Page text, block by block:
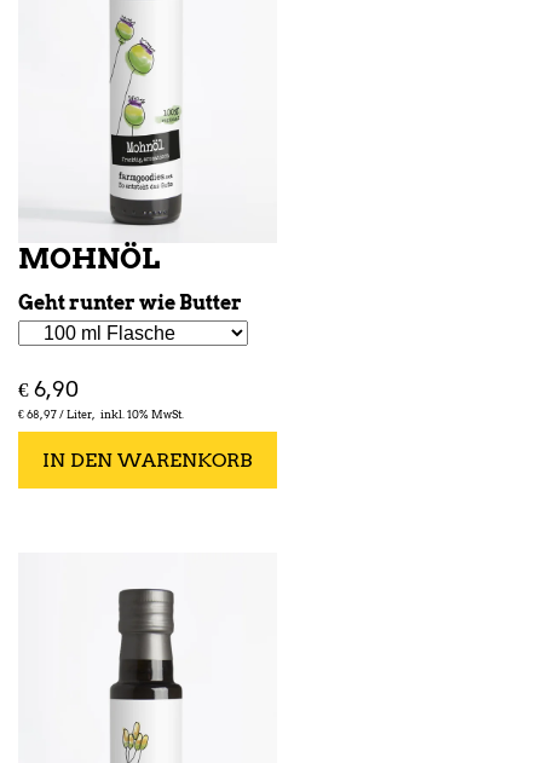
MOHNÖL
Geht runter wie Butter
€6,90
€68,97 /Liter inkl. 10% MwSt.
IN DEN WARENKORB